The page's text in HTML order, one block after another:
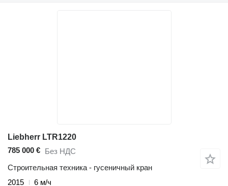
Liebherr LTR1220
785 000 € Без НДС
Строительная техника - гусеничный кран
2015
6 м/ч